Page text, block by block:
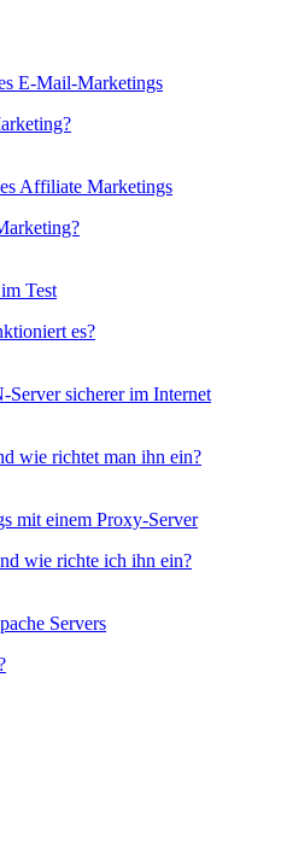
es?
wie richtet man ihn ein?
wie richte ich ihn ein?